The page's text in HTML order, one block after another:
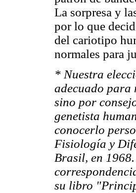
La sorpresa y
por lo que
del cariotipo
normales para
* Nuestra
adecuado para
sino por
genetista
conocerlo
Fisiología y
Brasil, en
su libro